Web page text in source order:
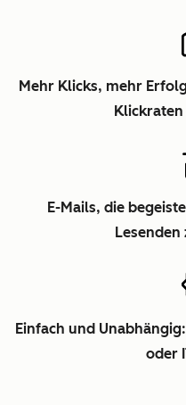
Mehr Klicks, mehr
E-Mails, die
Einfach und
oder